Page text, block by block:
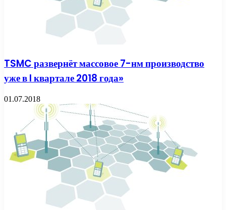
TSMC развернёт массовое 7-нм производство
уже в I квартале 2018 года»
01.07.2018